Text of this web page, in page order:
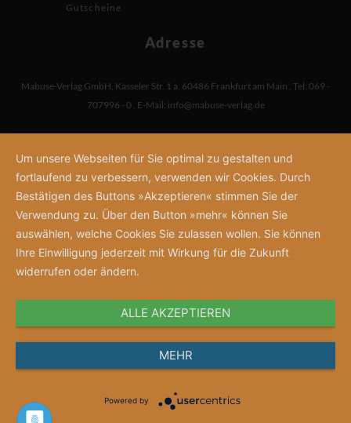
Gutscheine
Adresse
Mabuse-Verlag GmbH, Kasseler Str. 1 a, 60486 Frankfurt am Main , Tel: 069 -
707996 - 0 , E-Mail: info@mabuse-verlag.de
Um unsere Webseiten für Sie optimal zu gestalten und
fortlaufend zu verbessern, verwenden wir Cookies. Durch
Bestätigen des Buttons »Akzeptieren« stimmen Sie der
Verwendung zu. Über den Button »mehr« können Sie
auswählen, welche Cookies Sie zulassen wollen. Sie können
Ihre Einwilligung jederzeit mit Wirkung für die Zukunft
widerrufen oder ändern.
ALLE AKZEPTIEREN
MEHR
Powered by